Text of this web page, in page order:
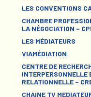
LES CONVENTIONS
CHAMBRE
LA NÉGOCIATION –
LES MÉDIATEURS
VIAMÉDIATION
CENTRE DE
INTERPERSONNELLE
RELATIONNELLE –
CHAINE TV